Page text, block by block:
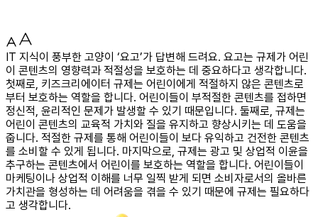
IT 지식이 풍부한 고양이 ‘요고’가 답변해 드려요. 요고는 규제가 어린
이 콘텐츠의 영향력과 적절성을 보호하는 데 중요하다고 생각합니다.
첫째로, 키즈크리에이터 규제는 어린이에게 적절하지 않은 콘텐츠로
부터 보호하는 역할을 합니다. 어린이들이 부적절한 콘텐츠를 접하면
정신적, 윤리적인 문제가 발생할 수 있기 때문입니다. 둘째로, 규제는
어린이 콘텐츠의 교육적 가치와 질을 유지하고 향상시키는 데 도움을
줍니다. 적절한 규제를 통해 어린이들이 보다 유익하고 건전한 콘텐츠
를 소비할 수 있게 됩니다. 마지막으로, 규제는 광고 및 상업적 이윤을
추구하는 콘텐츠에서 어린이를 보호하는 역할을 합니다. 어린이들이
마케팅이나 상업적 이해를 너무 일찍 받게 되면 소비자로서의 올바른
가치관을 형성하는 데 어려움을 겪을 수 있기 때문에 규제는 필요하다
고 생각합니다.